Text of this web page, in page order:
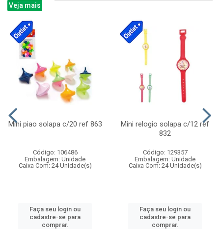
Veja mais
Mini piao solapa c/20 ref 863
Código: 106486
Embalagem: Unidade
Caixa Com: 24 Unidade(s)
Faça seu login ou
cadastre-se para
comprar.
Mini relogio solapa c/12 ref
832
Código: 129357
Embalagem: Unidade
Caixa Com: 24 Unidade(s)
Faça seu login ou
cadastre-se para
comprar.